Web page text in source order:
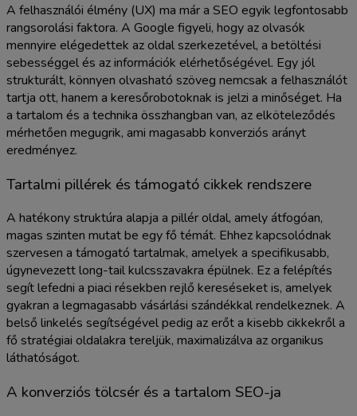
A felhasználói élmény (UX) ma már a SEO egyik legfontosabb
rangsorolási faktora. A Google figyeli, hogy az olvasók
mennyire elégedettek az oldal szerkezetével, a betöltési
sebességgel és az információk elérhetőségével. Egy jól
strukturált, könnyen olvasható szöveg nemcsak a felhasználót
tartja ott, hanem a keresőrobotoknak is jelzi a minőséget. Ha
a tartalom és a technika összhangban van, az elköteleződés
mérhetően megugrik, ami magasabb konverziós arányt
eredményez.
Tartalmi pillérek és támogató cikkek rendszere
A hatékony struktúra alapja a pillér oldal, amely átfogóan,
magas szinten mutat be egy fő témát. Ehhez kapcsolódnak
szervesen a támogató tartalmak, amelyek a specifikusabb,
úgynevezett long-tail kulcsszavakra épülnek. Ez a felépítés
segít lefedni a piaci résekben rejlő kereséseket is, amelyek
gyakran a legmagasabb vásárlási szándékkal rendelkeznek. A
belső linkelés segítségével pedig az erőt a kisebb cikkekről a
fő stratégiai oldalakra tereljük, maximalizálva az organikus
láthatóságot.
A konverziós tölcsér és a tartalom SEO-ja